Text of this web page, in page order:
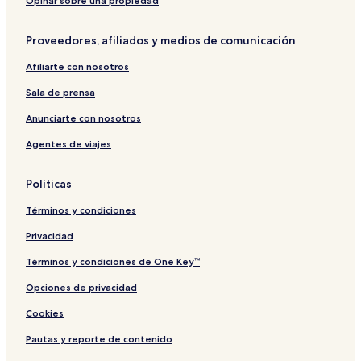
Proveedores, afiliados y medios de comunicación
Afiliarte con nosotros
Sala de prensa
Anunciarte con nosotros
Agentes de viajes
Políticas
Términos y condiciones
Privacidad
Términos y condiciones de One Key™
Opciones de privacidad
Cookies
Pautas y reporte de contenido